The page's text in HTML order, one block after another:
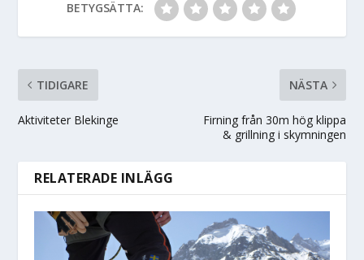
BETYGSÄTTA:
TIDIGARE
Aktiviteter Blekinge
NÄSTA
Firning från 30m hög klippa
& grillning i skymningen
RELATERADE INLÄGG